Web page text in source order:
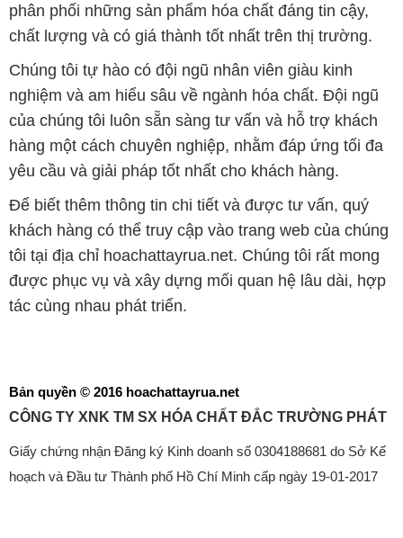
phân phối những sản phẩm hóa chất đáng tin cậy,
chất lượng và có giá thành tốt nhất trên thị trường.
Chúng tôi tự hào có đội ngũ nhân viên giàu kinh
nghiệm và am hiểu sâu về ngành hóa chất. Đội ngũ
của chúng tôi luôn sẵn sàng tư vấn và hỗ trợ khách
hàng một cách chuyên nghiệp, nhằm đáp ứng tối đa
yêu cầu và giải pháp tốt nhất cho khách hàng.
Để biết thêm thông tin chi tiết và được tư vấn, quý
khách hàng có thể truy cập vào trang web của chúng
tôi tại địa chỉ hoachattayrua.net. Chúng tôi rất mong
được phục vụ và xây dựng mối quan hệ lâu dài, hợp
tác cùng nhau phát triển.
Bản quyền © 2016 hoachattayrua.net
CÔNG TY XNK TM SX HÓA CHẤT ĐẮC TRƯỜNG PHÁT
Giấy chứng nhận Đăng ký Kinh doanh số 0304188681 do Sở Kế
hoạch và Đầu tư Thành phố Hồ Chí Minh cấp ngày 19-01-2017